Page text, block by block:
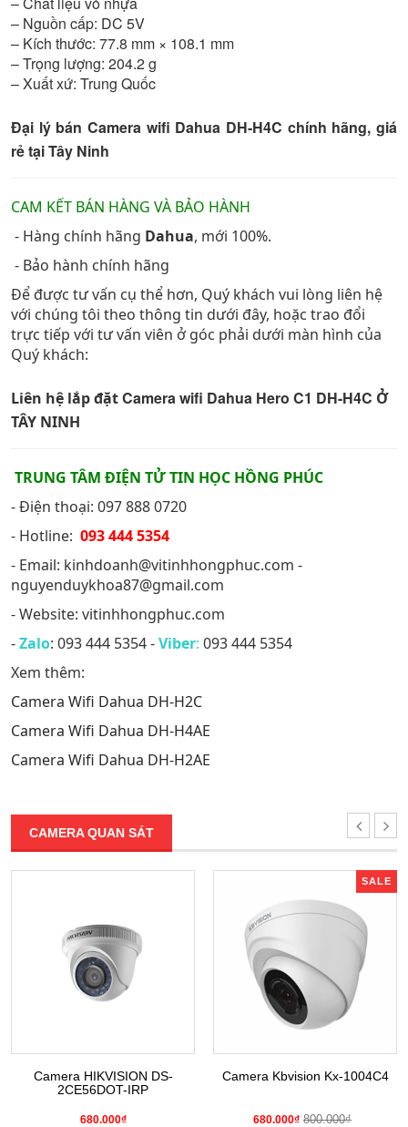
– Nguồn cấp: DC 5V
– Kích thước: 77.8 mm × 108.1 mm
– Trọng lượng: 204.2 g
– Xuất xứ: Trung Quốc
Đại lý bán Camera wifi Dahua DH-H4C chính hãng, giá
rẻ tại Tây Ninh
CAM KẾT BÁN HÀNG VÀ BẢO HÀNH
- Hàng chính hãng Dahua, mới 100%.
- Bảo hành chính hãng
Để được tư vấn cụ thể hơn, Quý khách vui lòng liên hệ
với chúng tôi theo thông tin dưới đây, hoặc trao đổi
trực tiếp với tư vấn viên ở góc phải dưới màn hình của
Quý khách:
Liên hệ lắp đặtCamera wifi Dahua Hero C1 DH-H4C Ở
TÂY NINH
TRUNG TÂM ĐIỆN TỬ TIN HỌC HỒNG PHÚC
- Điện thoại: 097 888 0720
- Hotline: 093 444 5354
- Email: kinhdoanh@vitinhhongphuc.com -
nguyenduykhoa87@gmail.com
- Website: vitinhhongphuc.com
-Zalo: 093 444 5354 -Viber: 093 444 5354
Xem thêm:
Camera Wifi Dahua DH-H2C
Camera Wifi Dahua DH-H4AE
Camera Wifi Dahua DH-H2AE
CAMERA QUAN SÁT
Camera HIKVISION DS-
2CE56DOT-IRP
680.000₫
SALE
Camera Kbvision Kx-1004C4
680.000₫ 800.000₫